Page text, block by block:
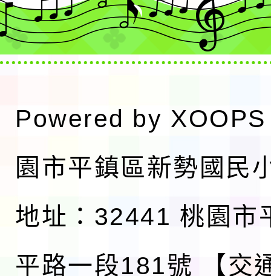
Powered by XOOPS
園市平鎮區新勢國民
地址：32441 桃園市
平路一段181號
【交